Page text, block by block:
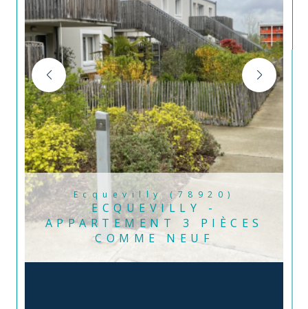
Ecquevilly (78920)
ECQUEVILLY -
APPARTEMENT 3 PIÈCES
COMME NEUF